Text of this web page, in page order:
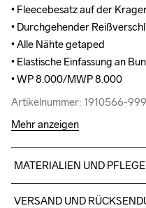
• Fleecebesatz auf der
• Durchgehender
• Alle Nähte getaped
• Elastische Einfassung an
• WP 8.000/MWP 8.000
Artikelnummer: 1910566-
• Fleecebesatz auf der
• Durchgehender
• Alle Nähte getaped
• Elastische Einfassung an
• WP 8.000/MWP 8.000
Artikelnummer: 1910566-
Mehr anzeigen
MATERIALIEN UND PFLEGE
Vorne: 100% Polyester,
VERSAND UND